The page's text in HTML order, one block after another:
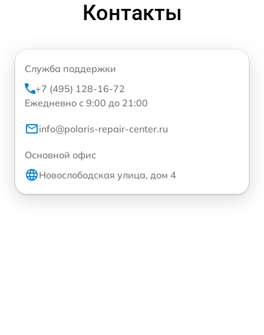
Контакты
Служба поддержки
+7 (495) 128-16-72
Ежедневно с 9:00 до 21:00
info@polaris-repair-center.ru
Основной офис
Новослободская улица, дом 4